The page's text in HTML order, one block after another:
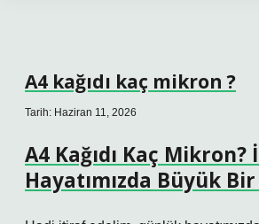
A4 kağıdı kaç mikron ?
Tarih: Haziran 11, 2026
A4 Kağıdı Kaç Mikron?
Hayatımızda Büyük